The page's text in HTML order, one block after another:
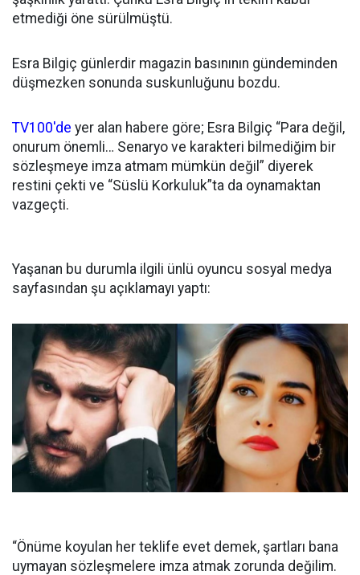
etmediği öne sürülmüştü.
Esra Bilgiç günlerdir magazin basınının gündeminden
düşmezken sonunda suskunluğunu bozdu.
TV100'de yer alan habere göre; Esra Bilgiç “Para değil,
onurum önemli… Senaryo ve karakteri bilmediğim bir
sözleşmeye imza atmam mümkün değil” diyerek
restini çekti ve “Süslü Korkuluk”ta da oynamaktan
vazgeçti.
Yaşanan bu durumla ilgili ünlü oyuncu sosyal medya
sayfasından şu açıklamayı yaptı:
“Önüme koyulan her teklife evet demek, şartları bana
uymayan sözleşmelere imza atmak zorunda değilim.